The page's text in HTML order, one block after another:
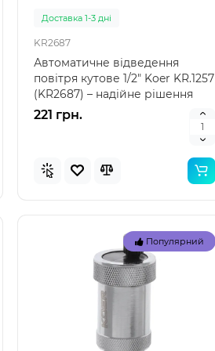
Топ
Популярний
Доставка 1-3 дні
KR2687
Автоматичне відведення
повітря кутове 1/2" Koer KR.1257
(KR2687) – надійне рішення
для систем опален..
221 грн.
Популярний